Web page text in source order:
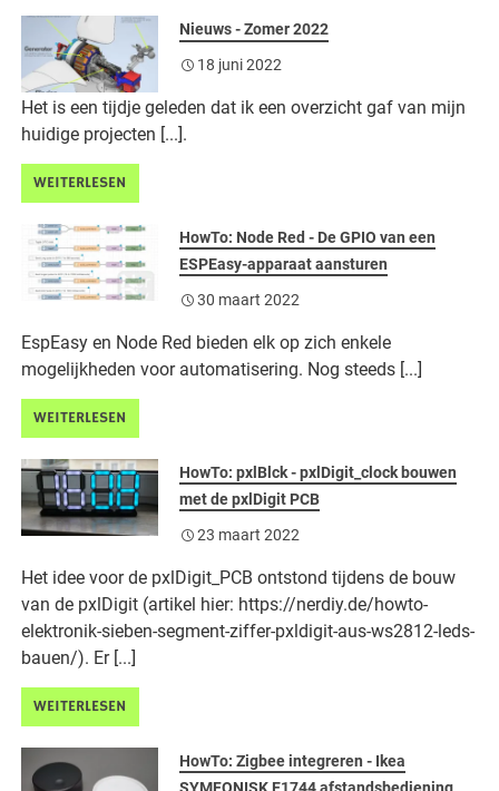
Nieuws - Zomer 2022
18 juni 2022
Het is een tijdje geleden dat ik een overzicht gaf van mijn
huidige projecten [...].
WEITERLESEN
HowTo: Node Red - De GPIO van een
ESPEasy-apparaat aansturen
30 maart 2022
EspEasy en Node Red bieden elk op zich enkele
mogelijkheden voor automatisering. Nog steeds [...]
WEITERLESEN
HowTo: pxlBlck - pxlDigit_clock bouwen
met de pxlDigit PCB
23 maart 2022
Het idee voor de pxlDigit_PCB ontstond tijdens de bouw
van de pxlDigit (artikel hier: https://nerdiy.de/howto-
elektronik-sieben-segment-ziffer-pxldigit-aus-ws2812-leds-
bauen/). Er [...]
WEITERLESEN
HowTo: Zigbee integreren - Ikea